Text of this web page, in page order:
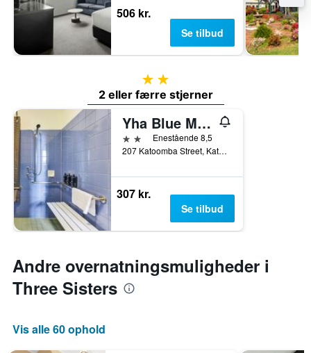
506 kr.
Se tilbud
2 stjerner
2 eller færre stjerner
Yha Blue Mountains Katoomba
2 stjernerEnestående 8,5
207 Katoomba Street, Katoomba, NSW, Australien
307 kr.
Se tilbud
Andre overnatningsmuligheder i
Three Sisters
Vis alle 60 ophold